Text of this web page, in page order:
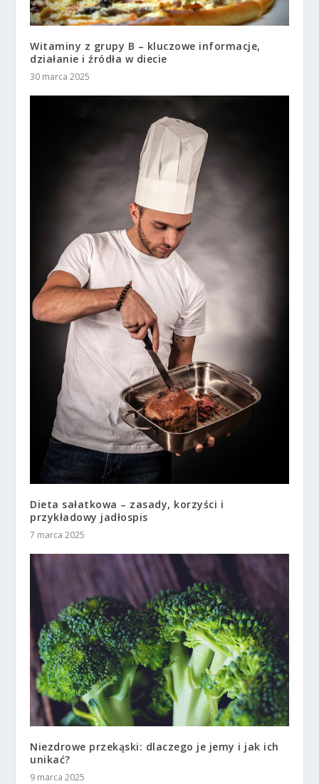
Witaminy z grupy B – kluczowe informacje,
działanie i źródła w diecie
30 marca 2025
Dieta sałatkowa – zasady, korzyści i
przykładowy jadłospis
7 marca 2025
Niezdrowe przekąski: dlaczego je jemy i jak ich
unikać?
9 marca 2025